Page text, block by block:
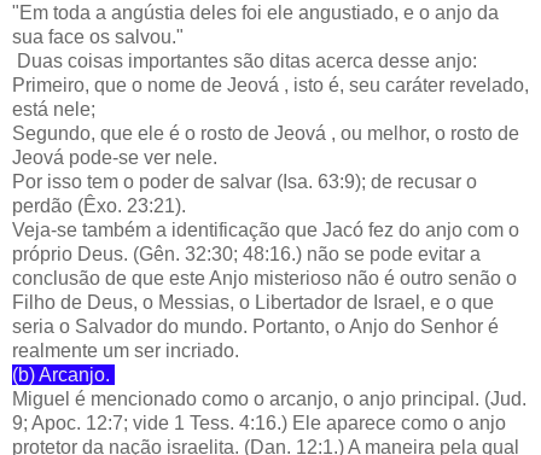
"Em toda a angústia deles foi ele angustiado, e o anjo da
sua face os salvou."
Duas coisas importantes são ditas acerca desse anjo:
Primeiro, que o nome de Jeová , isto é, seu caráter revelado,
está nele;
Segundo, que ele é o rosto de Jeová , ou melhor, o rosto de
Jeová pode-se ver nele.
Por isso tem o poder de salvar (Isa. 63:9); de recusar o
perdão (Êxo. 23:21).
Veja-se também a identificação que Jacó fez do anjo com o
próprio Deus. (Gên. 32:30; 48:16.) não se pode evitar a
conclusão de que este Anjo misterioso não é outro senão o
Filho de Deus, o Messias, o Libertador de Israel, e o que
seria o Salvador do mundo. Portanto, o Anjo do Senhor é
realmente um ser incriado.
(b) Arcanjo.
Miguel é mencionado como o arcanjo, o anjo principal. (Jud.
9; Apoc. 12:7; vide 1 Tess. 4:16.) Ele aparece como o anjo
protetor da nação israelita. (Dan. 12:1.) A maneira pela qual